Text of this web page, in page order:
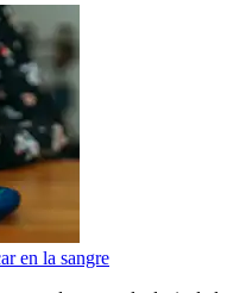
en la sangre